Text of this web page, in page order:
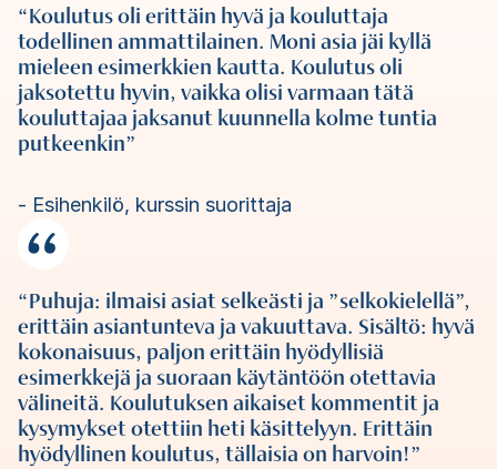
Koulutus oli erittäin hyvä ja kouluttaja
todellinen ammattilainen. Moni asia jäi kyllä
mieleen esimerkkien kautta. Koulutus oli
jaksotettu hyvin, vaikka olisi varmaan tätä
kouluttajaa jaksanut kuunnella kolme tuntia
putkeenkin
Esihenkilö, kurssin suorittaja
Puhuja: ilmaisi asiat selkeästi ja ”selkokielellä”,
erittäin asiantunteva ja vakuuttava. Sisältö: hyvä
kokonaisuus, paljon erittäin hyödyllisiä
esimerkkejä ja suoraan käytäntöön otettavia
välineitä. Koulutuksen aikaiset kommentit ja
kysymykset otettiin heti käsittelyyn. Erittäin
hyödyllinen koulutus, tällaisia on harvoin!